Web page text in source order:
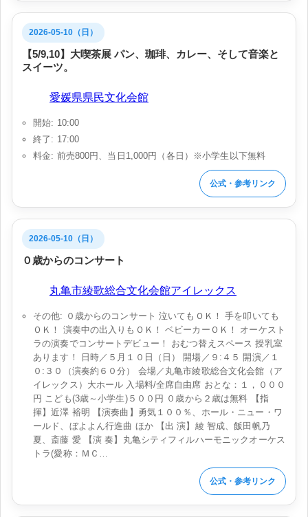
2026-05-10（日）
【5/9,10】大喫茶展 パン、珈琲、カレー、そして音楽と
スイーツ。
愛媛県県民文化会館
開始: 10:00
終了: 17:00
料金: 前売800円、当日1,000円（各日）※小学生以下無料
公式・参考リンク
2026-05-10（日）
０歳からのコンサート
丸亀市綾歌総合文化会館アイレックス
その他: ０歳からのコンサート 泣いてもＯＫ！ 手を叩いても
ＯＫ！ 演奏中の出入りもＯＫ！ ベビーカーＯＫ！ オーケスト
ラの演奏でコンサートデビュー！ おむつ替えスペース 授乳室
あります！ 日時／５月１０日（日） 開場／９:４５ 開演／１
０:３０（演奏約６０分） 会場／丸亀市綾歌総合文化会館（ア
イレックス）大ホール 入場料/全席自由席 おとな：１，０００
円 こども(3歳～小学生)５００円 ０歳から２歳は無料 【指
揮】近澤 裕明 【演奏曲】勇気１００％、ホール・ニュー・ワ
ールド、ぼよよん行進曲 ほか 【出 演】綾 智成、飯田帆乃
夏、斎藤 愛 【演 奏】丸亀シティフィルハーモニックオーケス
トラ(愛称：ＭＣ…
公式・参考リンク